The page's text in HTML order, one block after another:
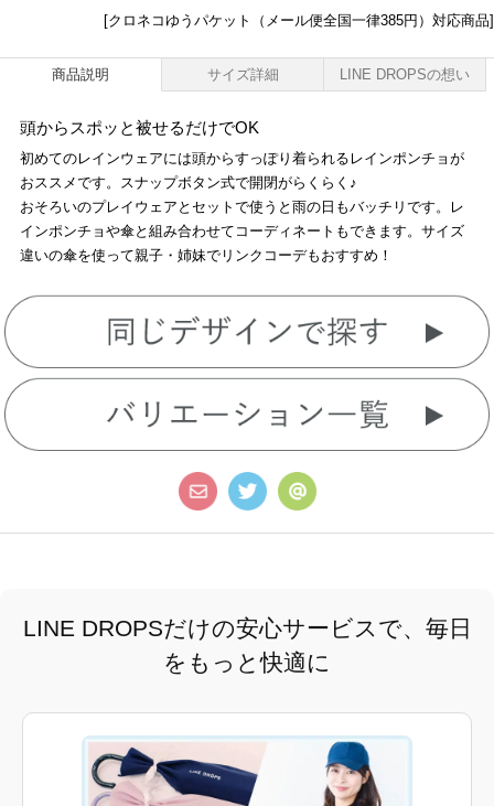
[クロネコゆうパケット（メール便全国一律385円）対応商品]
商品説明 サイズ詳細 LINE DROPSの想い
頭からスポッと被せるだけでOK
初めてのレインウェアには頭からすっぽり着られるレインポンチョが
おススメです。スナップボタン式で開閉がらくらく♪
おそろいのプレイウェアとセットで使うと雨の日もバッチリです。レ
インポンチョや傘と組み合わせてコーディネートもできます。サイズ
違いの傘を使って親子・姉妹でリンクコーデもおすすめ！
LINE DROPSだけの安心サービスで、毎日
をもっと快適に